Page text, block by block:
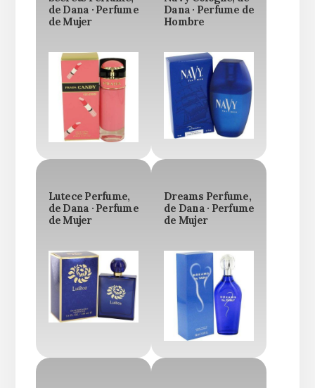
de Dana · Perfume
de Mujer
Dana · Perfume de
Hombre
Lutece Perfume,
de Dana · Perfume
de Mujer
Dreams Perfume,
de Dana · Perfume
de Mujer